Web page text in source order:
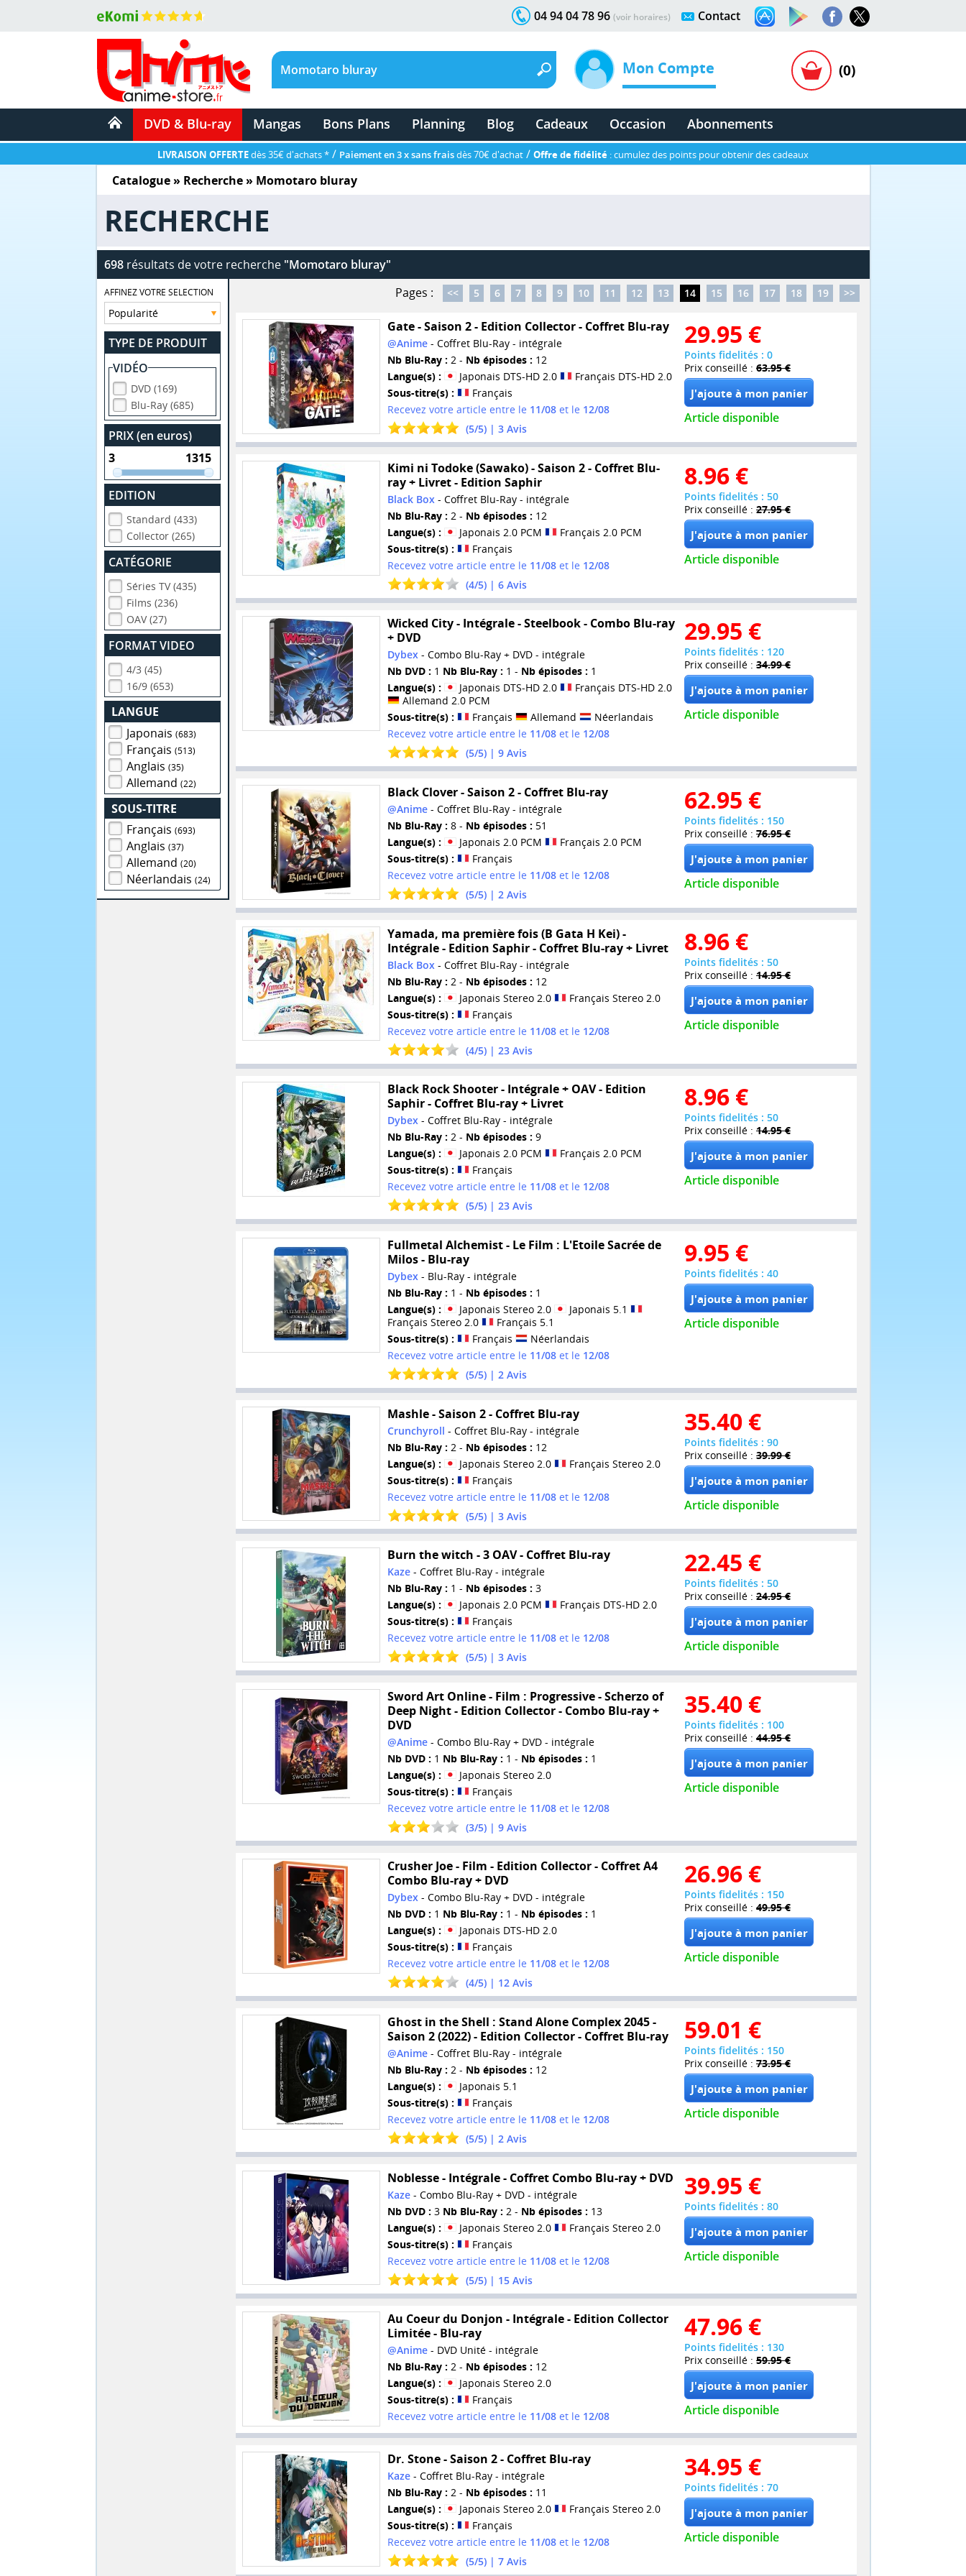
Contact
04 94 04 78 96 (voir horaires)
Mon Compte (0)
DVD & Blu-ray Mangas Bons Plans Planning Blog Cadeaux Occasion Abonnements
LIVRAISON OFFERTEdès 35€ d'achats * / Paiement en 3 x sans fraisdès 70€ d'achat / Offre de fidélité : cumulez des points pour obtenir des cadeaux
Catalogue» Recherche » Momotaro bluray
RECHERCHE
698résultats de votre recherche "Momotaro bluray"
AFFINEZ VOTRE SELECTION
TYPE DE PRODUIT
VIDÉO
DVD (169)
Blu-Ray (685)
PRIX (en euros)
EDITION
Standard (433)
Collector (265)
CATÉGORIE
Séries TV (435)
Films (236)
OAV (27)
FORMAT VIDEO
4/3 (45)
16/9 (653)
LANGUE
Japonais(683)
Français(513)
Anglais(35)
Allemand(22)
SOUS-TITRE
Français(693)
Anglais(37)
Allemand(20)
Néerlandais(24)
Pages : << 5 6 7 8 9 10 11 12 13 14 15 16 17 18 19 >>
Gate - Saison 2 - Edition Collector - Coffret Blu-ray
@Anime- Coffret Blu-Ray - intégrale
Nb Blu-Ray : 2 - Nb épisodes : 12
Langue(s) :
Japonais DTS-HD 2.0
Français DTS-HD 2.0
Sous-titre(s) :
Français
Recevez votre article entre le 11/08et le 12/08
(5/5) | 3Avis
29.95 €
Points fidelités : 0
Prix conseillé : 63.95 €
Article disponible
Kimi ni Todoke (Sawako) - Saison 2 - Coffret Blu-
ray + Livret - Edition Saphir
Black Box- Coffret Blu-Ray - intégrale
Nb Blu-Ray : 2 - Nb épisodes : 12
Langue(s) :
Japonais 2.0 PCM
Français 2.0 PCM
Sous-titre(s) :
Français
Recevez votre article entre le 11/08et le 12/08
(4/5) | 6Avis
8.96 €
Points fidelités : 50
Prix conseillé : 27.95 €
Article disponible
Wicked City - Intégrale - Steelbook - Combo Blu-ray
+ DVD
Dybex- Combo Blu-Ray + DVD - intégrale
Nb DVD : 1 Nb Blu-Ray : 1 - Nb épisodes : 1
Langue(s) :
Japonais DTS-HD 2.0
Français DTS-HD 2.0
Allemand 2.0 PCM
Sous-titre(s) :
Français Allemand
Néerlandais
Recevez votre article entre le 11/08et le 12/08
(5/5) | 9Avis
29.95 €
Points fidelités : 120
Prix conseillé : 34.99 €
Article disponible
Black Clover - Saison 2 - Coffret Blu-ray
@Anime- Coffret Blu-Ray - intégrale
Nb Blu-Ray : 8 - Nb épisodes : 51
Langue(s) :
Japonais 2.0 PCM
Français 2.0 PCM
Sous-titre(s) :
Français
Recevez votre article entre le 11/08et le 12/08
(5/5) | 2Avis
62.95 €
Points fidelités : 150
Prix conseillé : 76.95 €
Article disponible
Yamada, ma première fois (B Gata H Kei) -
Intégrale - Edition Saphir - Coffret Blu-ray + Livret
Black Box - Coffret Blu-Ray - intégrale
Nb Blu-Ray : 2 - Nb épisodes : 12
Langue(s) :
Japonais Stereo 2.0
Français Stereo 2.0
Sous-titre(s) :
Français
Recevez votre article entre le 11/08et le 12/08
(4/5) | 23Avis
8.96 €
Points fidelités : 50
Prix conseillé : 14.95 €
Article disponible
Black Rock Shooter - Intégrale + OAV - Edition
Saphir - Coffret Blu-ray + Livret
Dybex- Coffret Blu-Ray - intégrale
Nb Blu-Ray : 2 - Nb épisodes : 9
Langue(s) :
Japonais 2.0 PCM
Français 2.0 PCM
Sous-titre(s) :
Français
Recevez votre article entre le 11/08et le 12/08
(5/5) | 23Avis
8.96 €
Points fidelités : 50
Prix conseillé : 14.95 €
Article disponible
Fullmetal Alchemist - Le Film : L'Etoile Sacrée de
Milos - Blu-ray
Dybex- Blu-Ray - intégrale
Nb Blu-Ray : 1 - Nb épisodes : 1
Langue(s) :
Japonais Stereo 2.0
Japonais 5.1
Français Stereo 2.0
Français 5.1
Sous-titre(s) :
Français
Néerlandais
Recevez votre article entre le 11/08et le 12/08
(5/5) | 2Avis
9.95 €
Points fidelités : 40
Article disponible
Mashle - Saison 2 - Coffret Blu-ray
Crunchyroll - Coffret Blu-Ray - intégrale
Nb Blu-Ray : 2 - Nb épisodes : 12
Langue(s) :
Japonais Stereo 2.0
Français Stereo 2.0
Sous-titre(s) :
Français
Recevez votre article entre le 11/08et le 12/08
(5/5) | 3Avis
35.40 €
Points fidelités : 90
Prix conseillé : 39.99 €
Article disponible
Burn the witch - 3 OAV - Coffret Blu-ray
Kaze- Coffret Blu-Ray - intégrale
Nb Blu-Ray : 1 - Nb épisodes : 3
Langue(s) :
Japonais 2.0 PCM
Français DTS-HD 2.0
Sous-titre(s) :
Français
Recevez votre article entre le 11/08et le 12/08
(5/5) | 3Avis
22.45 €
Points fidelités : 50
Prix conseillé : 24.95 €
Article disponible
Sword Art Online - Film : Progressive - Scherzo of
Deep Night - Edition Collector - Combo Blu-ray +
DVD
@Anime- Combo Blu-Ray + DVD - intégrale
Nb DVD : 1 Nb Blu-Ray : 1 - Nb épisodes : 1
Langue(s) :
Japonais Stereo 2.0
Sous-titre(s) :
Français
Recevez votre article entre le 11/08et le 12/08
(3/5) | 9Avis
35.40 €
Points fidelités : 100
Prix conseillé : 44.95 €
Article disponible
Crusher Joe - Film - Edition Collector - Coffret A4
Combo Blu-ray + DVD
Dybex- Combo Blu-Ray + DVD - intégrale
Nb DVD : 1 Nb Blu-Ray : 1 - Nb épisodes : 1
Langue(s) :
Japonais DTS-HD 2.0
Sous-titre(s) :
Français
Recevez votre article entre le 11/08et le 12/08
(4/5) | 12Avis
26.96 €
Points fidelités : 150
Prix conseillé : 49.95 €
Article disponible
Ghost in the Shell : Stand Alone Complex 2045 -
Saison 2 (2022) - Edition Collector - Coffret Blu-ray
@Anime- Coffret Blu-Ray - intégrale
Nb Blu-Ray : 2 - Nb épisodes : 12
Langue(s) :
Japonais 5.1
Sous-titre(s) :
Français
Recevez votre article entre le 11/08et le 12/08
(5/5) | 2Avis
59.01 €
Points fidelités : 150
Prix conseillé : 73.95 €
Article disponible
Noblesse - Intégrale - Coffret Combo Blu-ray + DVD
Kaze- Combo Blu-Ray + DVD - intégrale
Nb DVD : 3 Nb Blu-Ray : 2 - Nb épisodes : 13
Langue(s) :
Japonais Stereo 2.0
Français Stereo 2.0
Sous-titre(s) :
Français
Recevez votre article entre le 11/08et le 12/08
(5/5) | 15Avis
39.95 €
Points fidelités : 80
Article disponible
Au Coeur du Donjon - Intégrale - Edition Collector
Limitée - Blu-ray
@Anime- DVD Unité - intégrale
Nb Blu-Ray : 2 - Nb épisodes : 12
Langue(s) :
Japonais Stereo 2.0
Sous-titre(s) :
Français
Recevez votre article entre le 11/08et le 12/08
47.96 €
Points fidelités : 130
Prix conseillé : 59.95 €
Article disponible
Dr. Stone - Saison 2 - Coffret Blu-ray
Kaze- Coffret Blu-Ray - intégrale
Nb Blu-Ray : 2 - Nb épisodes : 11
Langue(s) :
Japonais Stereo 2.0
Français Stereo 2.0
Sous-titre(s) :
Français
Recevez votre article entre le 11/08et le 12/08
(5/5) | 7Avis
34.95 €
Points fidelités : 70
Article disponible